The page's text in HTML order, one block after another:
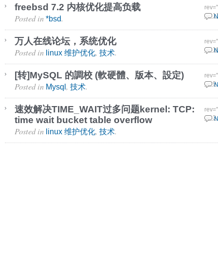
freebsd 7.2 内核优化提高负载
26
Posted in *bsd.
万人在线论坛，系统优化
16
Posted in linux 维护优化, 技术.
[转]MySQL 的調校 (軟硬體、版本、設定)
14 9
Posted in Mysql, 技术.
速效解决TIME_WAIT过多问题kernel: TCP:
time wait bucket table overflow
19 3
Posted in linux 维护优化, 技术.